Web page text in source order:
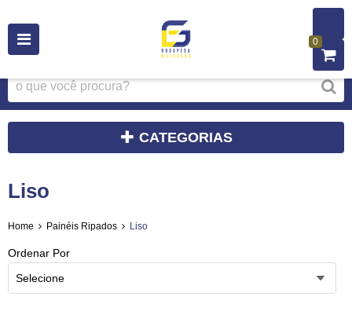
0
CATEGORIAS
Liso
Home Painéis Ripados Liso
Ordenar Por
Selecione